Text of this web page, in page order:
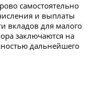
самостоятельно
и выплаты
вкладов для малого
заключаются на
дальнейшего